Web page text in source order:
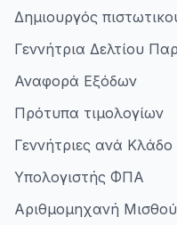
Δημιουργός
Γεννήτρια Δελτίου
Αναφορά Εξόδων
Πρότυπα τιμολογίων
Γεννήτριες ανά Κλάδο
Υπολογιστής ΦΠΑ
Αριθμομηχανή Μισθού